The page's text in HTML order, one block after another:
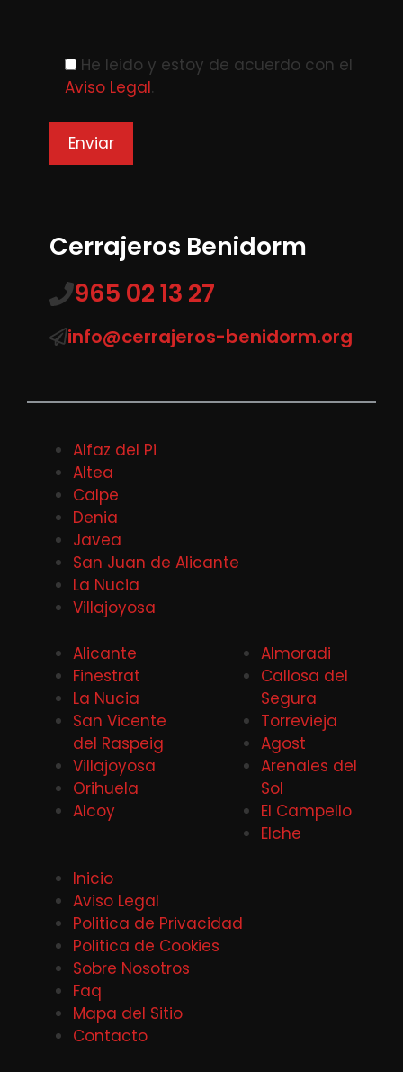
He leido y estoy de acuerdo con el
Aviso Legal.
Cerrajeros Benidorm
965 02 13 27
info@cerrajeros-benidorm.org
Alfaz del Pi
Altea
Calpe
Denia
Javea
San Juan de Alicante
La Nucia
Villajoyosa
Alicante
Finestrat
La Nucia
San Vicente
del Raspeig
Villajoyosa
Orihuela
Alcoy
Almoradi
Callosa del
Segura
Torrevieja
Agost
Arenales del
Sol
El Campello
Elche
Inicio
Aviso Legal
Politica de Privacidad
Politica de Cookies
Sobre Nosotros
Faq
Mapa del Sitio
Contacto